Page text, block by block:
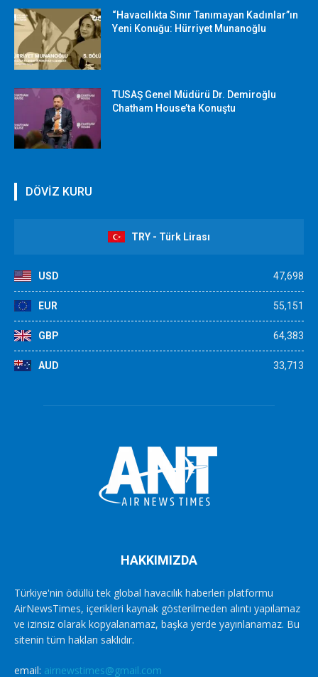
“Havacılıkta Sınır Tanımayan Kadınlar”ın
Yeni Konuğu: Hürriyet Munanoğlu
TUSAŞ Genel Müdürü Dr. Demiroğlu
Chatham House’ta Konuştu
DÖVİZ KURU
TRY - Türk Lirası
USD 47,698
EUR 55,151
GBP 64,383
AUD 33,713
HAKKIMIZDA
Türkiye'nin ödüllü tek global havacılık haberleri platformu
AirNewsTimes, içerikleri kaynak gösterilmeden alıntı yapılamaz
ve izinsiz olarak kopyalanamaz, başka yerde yayınlanamaz. Bu
sitenin tüm hakları saklıdır.
email: airnewstimes@gmail.com